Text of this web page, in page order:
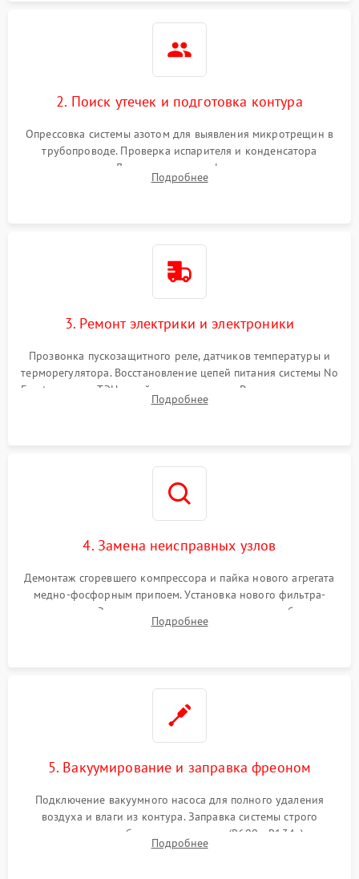
2. Поиск утечек и подготовка контура
Опрессовка системы азотом для выявления микротрещин в
трубопроводе. Проверка испарителя и конденсатора
течеискателем. Демонтаж старого фильтра-осушителя и
продувка капиллярной трубки для устранения засоров.
Подробнее
3. Ремонт электрики и электроники
Прозвонка пускозащитного реле, датчиков температуры и
терморегулятора. Восстановление цепей питания системы No
Frost, включая ТЭН оттайки и вентилятор. Ремонт или замена
платы управления при сбоях алгоритмов.
Подробнее
4. Замена неисправных узлов
Демонтаж сгоревшего компрессора и пайка нового агрегата
медно-фосфорным припоем. Установка нового фильтра-
осушителя. Замена изношенных вентиляторов обдува,
сломанных заслонок или поврежденных дверных петель.
Подробнее
5. Вакуумирование и заправка фреоном
Подключение вакуумного насоса для полного удаления
воздуха и влаги из контура. Заправка системы строго
дозированным объемом хладагента (R600a, R134a) по
электронным весам. Контроль рабочего давления в системе.
Подробнее